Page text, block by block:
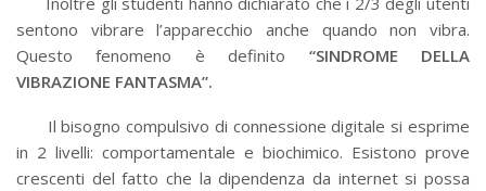
sentono vibrare l’apparecchio anche quando non vibra.
Questo fenomeno è definito “SINDROME DELLA
VIBRAZIONE FANTASMA”.
Il bisogno compulsivo di connessione digitale si esprime
in 2 livelli: comportamentale e biochimico. Esistono prove
crescenti del fatto che la dipendenza da internet si possa